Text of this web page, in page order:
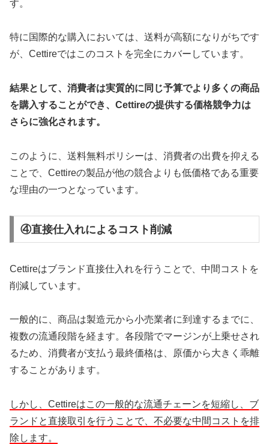
す。
特に国際的な購入においては、送料が高額になりがちです
が、Cettireではこのコストを完全にカバーしています。
結果として、消費者は実質的に同じ予算でより多くの商品
を購入することができ、Cettireの提供する価格競争力は
さらに強化されます。
このように、送料無料ポリシーは、消費者の出費を抑える
ことで、Cettireの製品が他の競合よりも低価格である重要
な理由の一つとなっています。
④直接仕入れによるコスト削減
Cettireはブランド直接仕入れを行うことで、中間コストを
削減しています。
一般的に、商品は製造元から小売業者に到達するまでに、
複数の流通段階を経ます。各段階でマージンが上乗せされ
るため、消費者が支払う最終価格は、原価から大きく乖離
することがあります。
しかし、Cettireはこの一般的な流通チェーンを短縮し、ブ
ランドと直接取引を行うことで、不必要な中間コストを排
除します。